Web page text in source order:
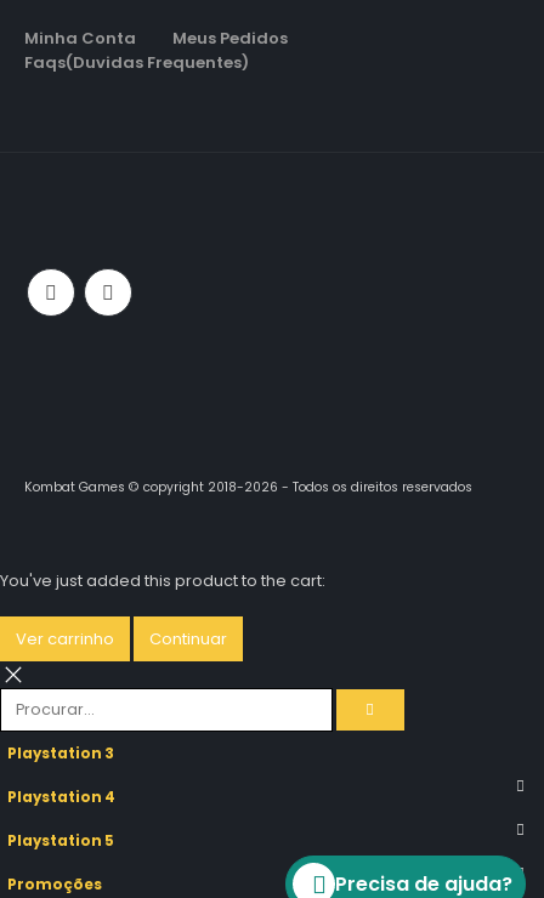
Minha Conta
Meus Pedidos
Faqs(Duvidas Frequentes)
Kombat Games © copyright 2018-2026 - Todos os direitos reservados
You've just added this product to the cart:
Ver carrinho Continuar
Playstation 3
Playstation 4
Playstation 5
Promoções Precisa de ajuda?